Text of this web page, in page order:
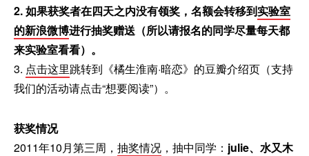
2. 如果获奖者在四天之内没有领奖，名额会转移到实验室
的新浪微博进行抽奖赠送（所以请报名的同学尽量每天都
来实验室看看）。
3. 点击这里跳转到《橘生淮南·暗恋》的豆瓣介绍页（支持
我们的活动请点击“想要阅读”）。
获奖情况
2011年10月第三周， 抽奖情况 ，抽中同学： julie、水又木